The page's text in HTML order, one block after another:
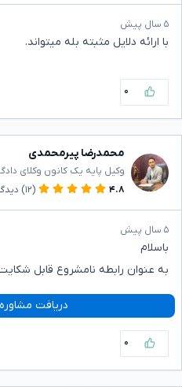
۵ سال پیش
با ارائه دلایل مثبته بله میتواند.
۰
محمدرضا پیرمحمدی
وکیل پایه یک کانون وکلای
۴.۸
(۱۲)
۵ سال پیش
باسلام
به عنوان رابطه نامشروع قابل
دریافت
۰